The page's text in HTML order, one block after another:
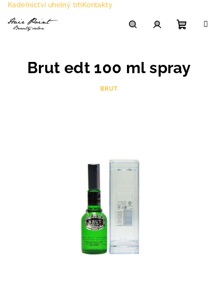
Přejít
obsah
Kadeřnictví uhelný trhKontakty
košík
Brut edt 100 ml spray
BRUT